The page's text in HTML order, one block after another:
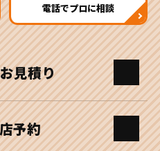
電話でプロに相談
見積り
予約